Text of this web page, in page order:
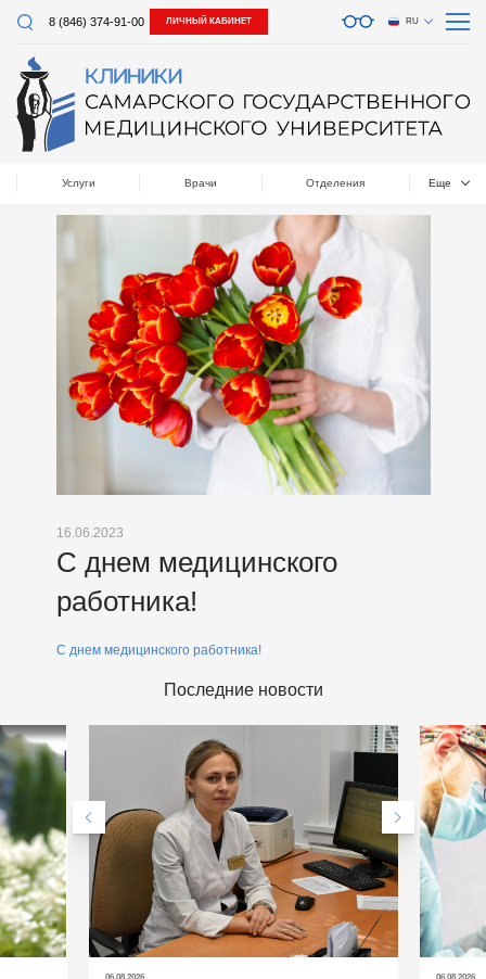
8 (846) 374-91-00 ЛИЧНЫЙ КАБИНЕТ RU
Услуги Врачи Отделения Еще
16.06.2023
С днем медицинского
работника!
С днем медицинского работника!
Последние новости